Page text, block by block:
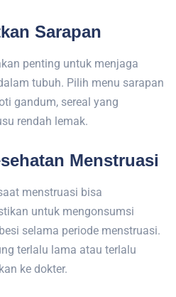
Sarapan
penting untuk menjaga
tubuh. Pilih menu sarapan
gandum, sereal yang
rendah lemak.
Menstruasi
menstruasi bisa
untuk mengonsumsi
selama periode menstruasi.
terlalu lama atau terlalu
ke dokter.